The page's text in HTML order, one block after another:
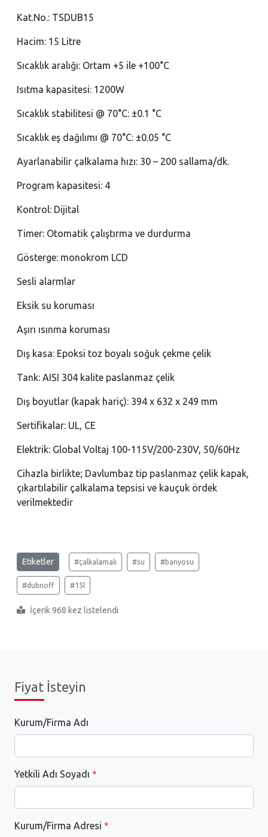
Kat.No.: TSDUB15
Hacim: 15 Litre
Sıcaklık aralığı: Ortam +5 ile +100°C
Isıtma kapasitesi: 1200W
Sıcaklık stabilitesi @ 70°C: ±0.1 °C
Sıcaklık eş dağılımı @ 70°C: ±0.05 °C
Ayarlanabilir çalkalama hızı: 30 – 200 sallama/dk.
Program kapasitesi: 4
Kontrol: Dijital
Timer: Otomatik çalıştırma ve durdurma
Gösterge: monokrom LCD
Sesli alarmlar
Eksik su koruması
Aşırı ısınma koruması
Dış kasa: Epoksi toz boyalı soğuk çekme çelik
Tank: AISI 304 kalite paslanmaz çelik
Dış boyutlar (kapak hariç): 394 x 632 x 249 mm
Sertifikalar: UL, CE
Elektrik: Global Voltaj 100-115V/200-230V, 50/60Hz
Cihazla birlikte; Davlumbaz tip paslanmaz çelik kapak,
çıkartılabilir çalkalama tepsisi ve kauçuk ördek
verilmektedir
Etiketler #çalkalamalı #su #banyosu
#dubnoff #15l
İçerik 968 kez listelendi
Fiyat İsteyin
Kurum/Firma Adı
Yetkili Adı Soyadı *
Kurum/Firma Adresi *